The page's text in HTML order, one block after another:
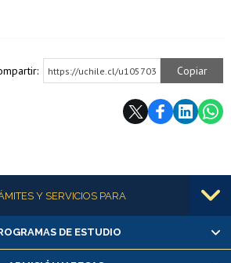
https://uchile.cl/u105703 Copiar
Y SERVICIOS PARA
os y exalumnas/os
Matrícula en línea
DE ESTUDIO